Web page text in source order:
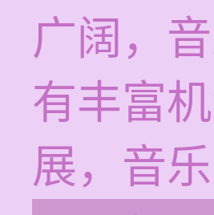
广阔，
有丰富
展，音